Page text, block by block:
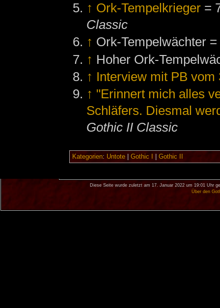
↑ Ork-Tempelkrieger =
Classic
↑ Ork-Tempelwächter
↑ Hoher Ork-
↑ Interview mit PB vom
↑ "Erinnert mich alles
Schläfers. Diesmal
Gothic II Classic
Kategorien: Untote| Gothic I Gothic II
Diese Seite wurde zuletzt am 17. Januar 2022 um 19:01 Uhr
Über den